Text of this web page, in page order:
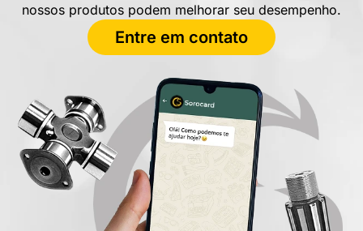
nossos produtos podem melhorar seu desempenho.
Entre em contato